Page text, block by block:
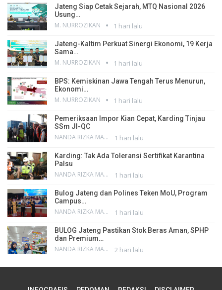
Jateng Siap Cetak Sejarah, MTQ Nasional 2026
Usung…
M. NURROZIKAN 1 hari lalu
Jateng-Kaltim Perkuat Sinergi Ekonomi, 19 Kerja
Sama…
M. NURROZIKAN 1 hari lalu
BPS: Kemiskinan Jawa Tengah Terus Menurun,
Ekonomi…
M. NURROZIKAN 1 hari lalu
Pemeriksaan Impor Kian Cepat, Karding Tinjau
SSm JI-QC
NANDA RIZKA MAHENDRA 1 hari lalu
Karding: Tak Ada Toleransi Sertifikat Karantina
Palsu
NANDA RIZKA MAHENDRA 1 hari lalu
Bulog Jateng dan Polines Teken MoU, Program
Campus…
NANDA RIZKA MAHENDRA 1 hari lalu
BULOG Jateng Pastikan Stok Beras Aman, SPHP
dan Premium…
NANDA RIZKA MAHENDRA 2 hari lalu